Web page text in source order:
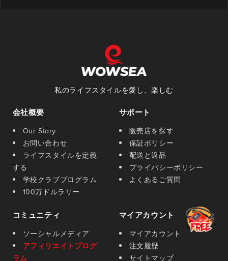
私のライフスタイルを愛し、楽しむ
会社概要
Our Story
お問い合わせ
ライフスタイルを定義
する
学校クラブプログラム
100万ドルラリー
サポート
販売店を探す
保証ポリシー
配送と返品
プライバシーポリシー
よくあるご質問
コミュニティ
ソーシャルメディア
アフィリエイトプログ
ラム
マイアカウント
マイアカウント
注文履歴
サイトマップ